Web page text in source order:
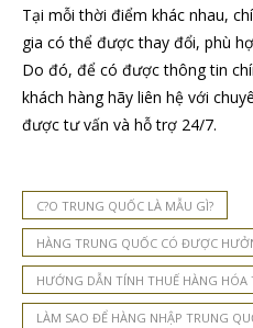
Tại mỗi thời điểm khác nhau,
gia có thể được thay đổi, phù
Do đó, để có được thông tin
khách hàng hãy liên hệ với
được tư vấn và hỗ trợ 24/7.
C?O TRUNG QUỐC LÀ MẪU GÌ?
HÀNG TRUNG QUỐC CÓ ĐƯỢC
HƯỚNG DẪN TÍNH THUẾ HÀNG HÓA
LÀM SAO ĐỂ HÀNG NHẬP TRUNG